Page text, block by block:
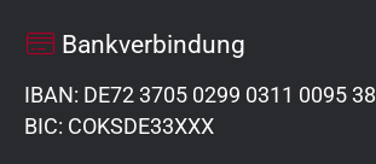
Bankverbindung
IBAN: DE72 3705 0299 0311 0095 38
BIC: COKSDE33XXX